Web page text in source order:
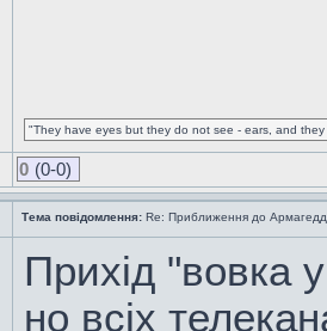
"They have eyes but they do not see - ears, and
0 (0-0)
Тема повідомлення: Re: Приближення до
Прихід "вовка
но всіх